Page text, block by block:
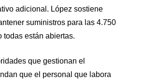
adicional. López sostiene
suministros para las 4.750
todas están abiertas.
que gestionan el
que el personal que labora